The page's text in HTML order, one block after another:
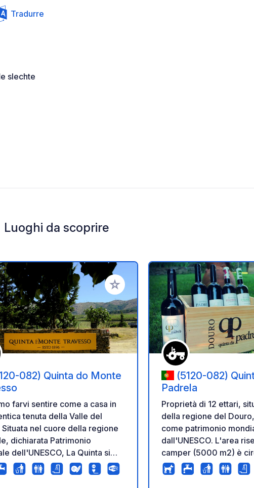
Tradurre
slechte
Luoghi da scoprire
Aggiungi ai tuoi preferiti
082) Quinta do Monte
farvi sentire come a casa in
tenuta della Valle del
Situata nel cuore della regione
dichiarata Patrimonio
dell'UNESCO, La Quinta si
al fiume Douro, a 5 km da
e dal villaggio vinicolo di
(5120-082)
Padrela
Proprietà di 12 ettari,
della regione del
come patrimonio
dall'UNESCO. L'area
camper (5000 m2) è
vigneti. Piscina
guest house è vuota.